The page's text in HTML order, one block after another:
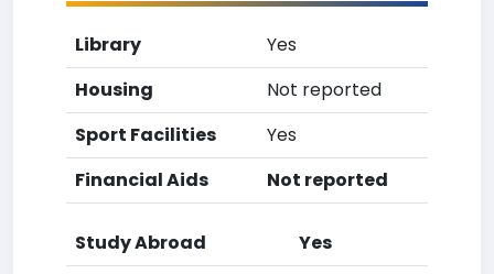
Library
Yes
Housing
Not reported
Sport Facilities
Yes
Financial Aids
Not reported
Study Abroad
Yes